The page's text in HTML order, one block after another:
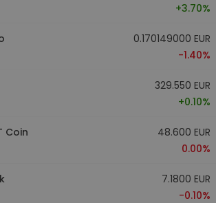
+3.70%
0.170149000 EUR
-1.40%
329.550 EUR
+0.10%
Coin
48.600 EUR
0.00%
7.1800 EUR
-0.10%